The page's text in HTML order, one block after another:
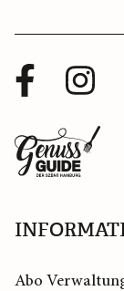
Facebook
Profil
Zurück
zur
Abo